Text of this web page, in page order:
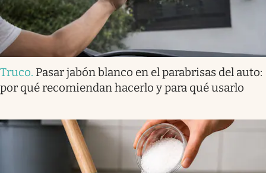
Truco. Pasar jabón blanco en el parabrisas del auto:
por qué recomiendan hacerlo y para qué usarlo